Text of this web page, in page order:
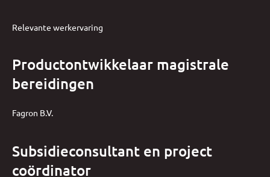
Relevante werkervaring
Productontwikkelaar magistrale
bereidingen
Fagron B.V.
Subsidieconsultant en project
coördinator